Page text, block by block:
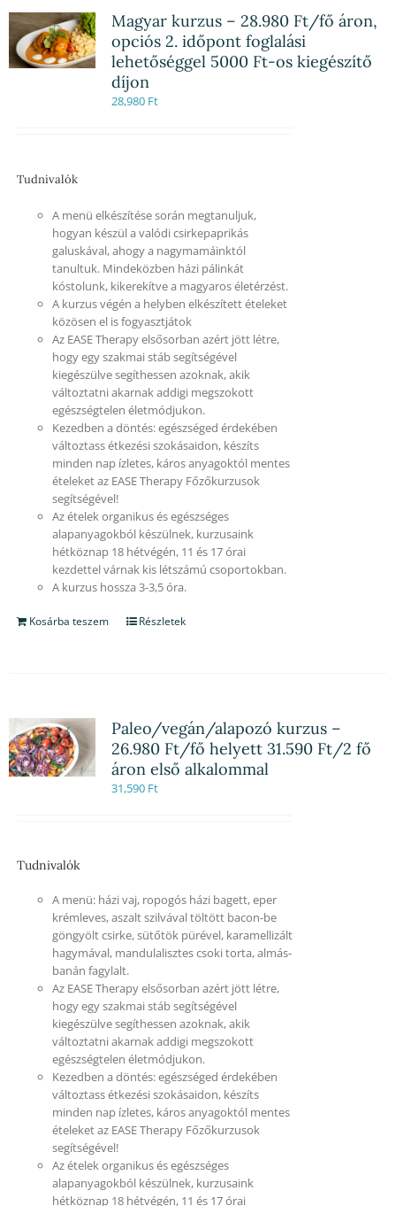
Magyar kurzus – 28.980 Ft/fő áron,
opciós 2. időpont foglalási
lehetőséggel 5000 Ft-os kiegészítő
díjon
28,980 Ft
Tudnivalók
A menü elkészítése során megtanuljuk,
hogyan készül a valódi csirkepaprikás
galuskával, ahogy a nagymamáinktól
tanultuk. Mindeközben házi pálinkát
kóstolunk, kikerekítve a magyaros életérzést.
A kurzus végén a helyben elkészített ételeket
közösen el is fogyasztjátok
Az EASE Therapy elsősorban azért jött létre,
hogy egy szakmai stáb segítségével
kiegészülve segíthessen azoknak, akik
változtatni akarnak addigi megszokott
egészségtelen életmódjukon.
Kezedben a döntés: egészséged érdekében
változtass étkezési szokásaidon, készíts
minden nap ízletes, káros anyagoktól mentes
ételeket az EASE Therapy Főzőkurzusok
segítségével!
Az ételek organikus és egészséges
alapanyagokból készülnek, kurzusaink
hétköznap 18 hétvégén, 11 és 17 órai
kezdettel várnak kis létszámú csoportokban.
A kurzus hossza 3-3,5 óra.
Kosárba teszem Részletek
Paleo/vegán/alapozó kurzus –
26.980 Ft/fő helyett 31.590 Ft/2 fő
áron első alkalommal
31,590 Ft
Tudnivalók
A menü: házi vaj, ropogós házi bagett, eper
krémleves, aszalt szilvával töltött bacon-be
göngyölt csirke, sütőtök pürével, karamellizált
hagymával, mandulalisztes csoki torta, almás-
banán fagylalt.
Az EASE Therapy elsősorban azért jött létre,
hogy egy szakmai stáb segítségével
kiegészülve segíthessen azoknak, akik
változtatni akarnak addigi megszokott
egészségtelen életmódjukon.
Kezedben a döntés: egészséged érdekében
változtass étkezési szokásaidon, készíts
minden nap ízletes, káros anyagoktól mentes
ételeket az EASE Therapy Főzőkurzusok
segítségével!
Az ételek organikus és egészséges
alapanyagokból készülnek, kurzusaink
hétköznap 18 hétvégén, 11 és 17 órai